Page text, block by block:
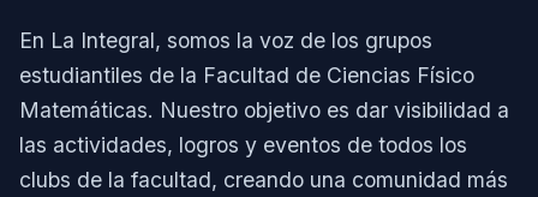
En La Integral, somos la voz de los grupos
estudiantiles de la Facultad de Ciencias Físico
Matemáticas. Nuestro objetivo es dar visibilidad a
las actividades, logros y eventos de todos los
clubs de la facultad, creando una comunidad más